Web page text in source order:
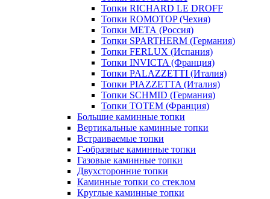
Топки RICHARD LE DROFF
Топки ROMOTOP (Чехия)
Топки МЕТА (Россия)
Топки SPARTHERM (Германия)
Топки FERLUX (Испания)
Топки INVICTA (Франция)
Топки PALAZZETTI (Италия)
Топки PIAZZETTA (Италия)
Топки SCHMID (Германия)
Топки TOTEM (Франция)
Большие каминные топки
Вертикальные каминные топки
Встраиваемые топки
Г-образные каминные топки
Газовые каминные топки
Двухсторонние топки
Каминные топки со стеклом
Круглые каминные топки